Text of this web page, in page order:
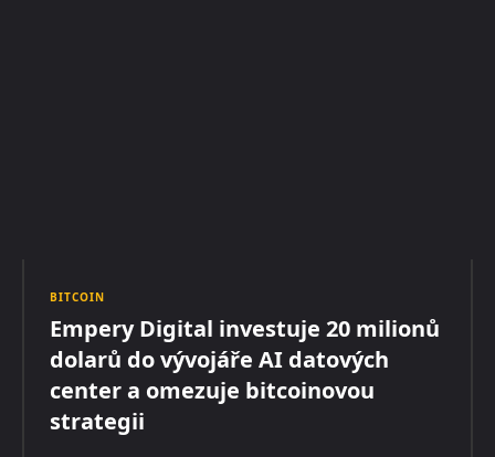
BITCOIN
Empery Digital investuje 20 milionů
dolarů do vývojáře AI datových
center a omezuje bitcoinovou
strategii